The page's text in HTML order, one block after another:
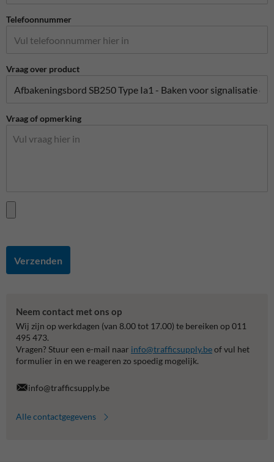
Telefoonnummer
Vraag over product
Vraag of opmerking
Verzenden
Neem contact met ons op
Wij zijn op werkdagen (van 8.00 tot 17.00) te bereiken op 011
495 473.
Vragen? Stuur een e-mail naar info@trafficsupply.beof vul het
formulier in en we reageren zo spoedig mogelijk.
info@trafficsupply.be
Alle contactgegevens